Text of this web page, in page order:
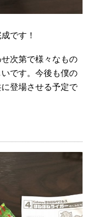
です！
次第で様々なもの
です。今後も僕の
登場させる予定で